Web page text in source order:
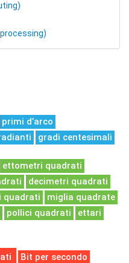
primi d’arco
gradi centesimali
ettometri quadrati
decimetri quadrati
quadrati
miglia quadrate
pollici quadrati
ettari
Bit per secondo